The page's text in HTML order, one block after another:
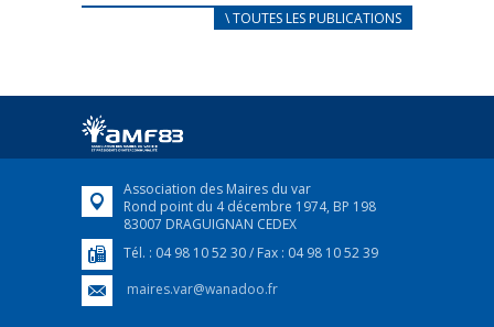
CARNET D’ACCUEIL
Afin d’accompagner au mieux les réfugiés
FEUILLETER
\ TOUTES LES PUBLICATIONS
Association des Maires du var
Rond point du 4 décembre 1974, BP 198
83007 DRAGUIGNAN CEDEX
Tél. : 04 98 10 52 30 / Fax : 04 98 10 52 39
maires.var@wanadoo.fr